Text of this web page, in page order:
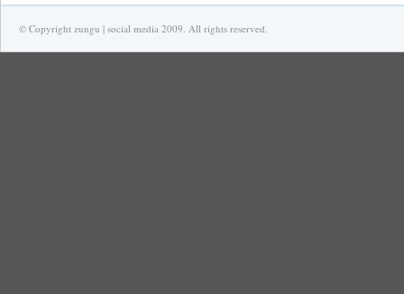
© Copyright zungu | social media 2009. All rights reserved.